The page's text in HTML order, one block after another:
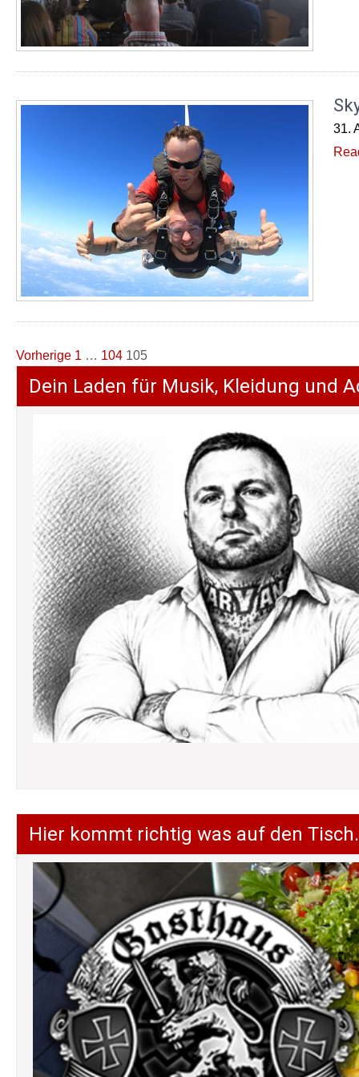
31.
Seitennummerierung
der
Beiträge
Vorherige 1 … 104 105
Dein Laden für Musik, Kleidung und
Hier kommt richtig was auf den Tisch.